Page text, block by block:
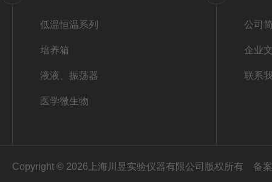
低温恒温系列
培养箱
液液、振荡器
医学微生物
公司
企业
联系
Copyright © 2026上海川昱实验仪器有限公司版权所有 备